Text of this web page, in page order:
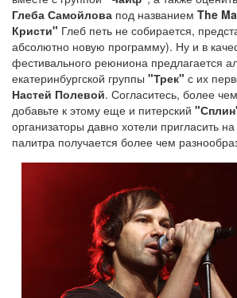
Глеба Самойлова под названием The
Кристи" Глеб петь не собирается,
абсолютно новую программу). Ну и в
фестивального реюниона предлагается
екатеринбургской группы "Трек" с их
Настей Полевой. Согласитесь, более
добавьте к этому еще и питерский
организаторы давно хотели пригласить
палитра получается более чем